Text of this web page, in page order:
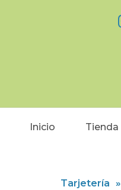
Inicio Tienda
Tarjetería »